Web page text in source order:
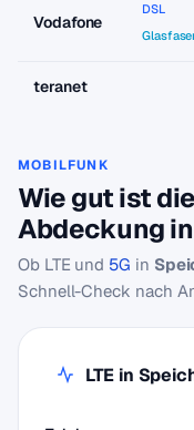
Vodafone
DSL
teranet
MOBILFUNK
Wie gut ist
Abdeckung
Ob LTE und 5G in
Schnell-Check nach
LTE in